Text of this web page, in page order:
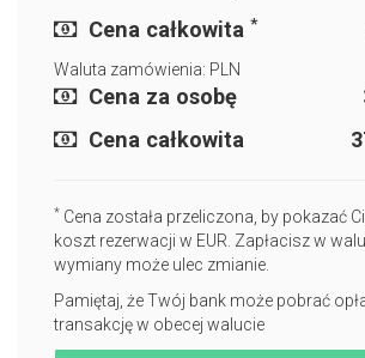
Cena całkowita *
Waluta zamówienia: PLN
Cena za osobę
Cena całkowita
* Cena została przeliczona, by pokazać
koszt rezerwacji w EUR. Zapłacisz w
wymiany może ulec zmianie.
Pamiętaj, że Twój bank może pobrać
transakcję w obecej walucie